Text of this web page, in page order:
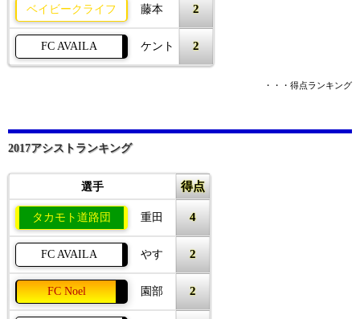
ベイビークライフ 藤本 2
FC AVAILA ケント 2
・・・得点ランキング
2017アシストランキング
選手 得点
タカモト道路団 重田 4
FC AVAILA やす 2
FC Noel 園部 2